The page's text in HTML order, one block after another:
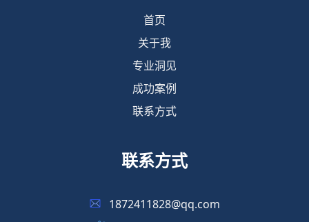
首页
关于我
专业洞见
成功案例
联系方式
联系方式
1872411828@qq.com